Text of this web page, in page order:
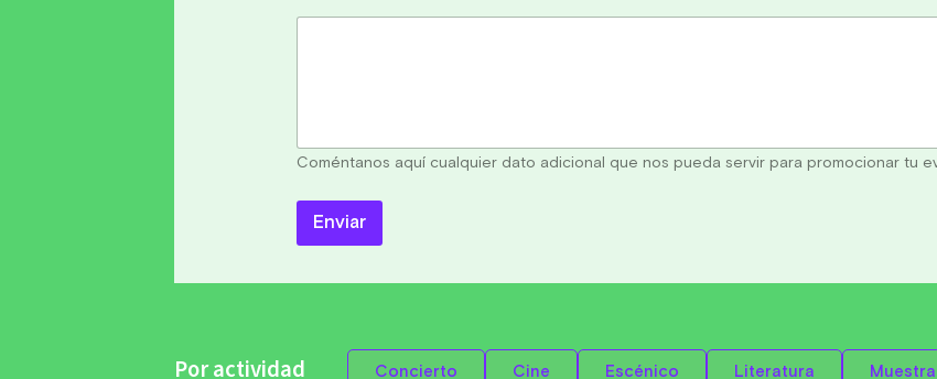
Coméntanos aquí cualquier dato adicional que nos pueda servir para promocionar tu
Enviar
Por actividad Concierto Cine Escénico Literatura Muestra